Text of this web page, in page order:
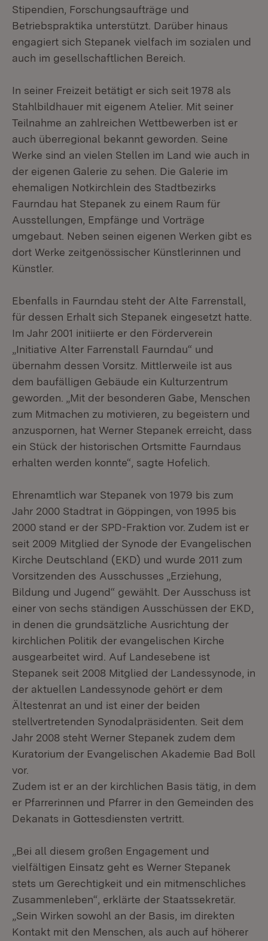
Stipendien, Forschungsaufträge und
Betriebspraktika unterstützt. Darüber hinaus
engagiert sich Stepanek vielfach im sozialen und
auch im gesellschaftlichen Bereich.
In seiner Freizeit betätigt er sich seit 1978 als
Stahlbildhauer mit eigenem Atelier. Mit seiner
Teilnahme an zahlreichen Wettbewerben ist er
auch überregional bekannt geworden. Seine
Werke sind an vielen Stellen im Land wie auch in
der eigenen Galerie zu sehen. Die Galerie im
ehemaligen Notkirchlein des Stadtbezirks
Faurndau hat Stepanek zu einem Raum für
Ausstellungen, Empfänge und Vorträge
umgebaut. Neben seinen eigenen Werken gibt es
dort Werke zeitgenössischer Künstlerinnen und
Künstler.
Ebenfalls in Faurndau steht der Alte Farrenstall,
für dessen Erhalt sich Stepanek eingesetzt hatte.
Im Jahr 2001 initiierte er den Förderverein
„Initiative Alter Farrenstall Faurndau“ und
übernahm dessen Vorsitz. Mittlerweile ist aus
dem baufälligen Gebäude ein Kulturzentrum
geworden. „Mit der besonderen Gabe, Menschen
zum Mitmachen zu motivieren, zu begeistern und
anzuspornen, hat Werner Stepanek erreicht, dass
ein Stück der historischen Ortsmitte Faurndaus
erhalten werden konnte“, sagte Hofelich.
Ehrenamtlich war Stepanek von 1979 bis zum
Jahr 2000 Stadtrat in Göppingen, von 1995 bis
2000 stand er der SPD-Fraktion vor. Zudem ist er
seit 2009 Mitglied der Synode der Evangelischen
Kirche Deutschland (EKD) und wurde 2011 zum
Vorsitzenden des Ausschusses „Erziehung,
Bildung und Jugend“ gewählt. Der Ausschuss ist
einer von sechs ständigen Ausschüssen der EKD,
in denen die grundsätzliche Ausrichtung der
kirchlichen Politik der evangelischen Kirche
ausgearbeitet wird. Auf Landesebene ist
Stepanek seit 2008 Mitglied der Landessynode, in
der aktuellen Landessynode gehört er dem
Ältestenrat an und ist einer der beiden
stellvertretenden Synodalpräsidenten. Seit dem
Jahr 2008 steht Werner Stepanek zudem dem
Kuratorium der Evangelischen Akademie Bad Boll
vor.
Zudem ist er an der kirchlichen Basis tätig, in dem
er Pfarrerinnen und Pfarrer in den Gemeinden des
Dekanats in Gottesdiensten vertritt.
„Bei all diesem großen Engagement und
vielfältigen Einsatz geht es Werner Stepanek
stets um Gerechtigkeit und ein mitmenschliches
Zusammenleben“, erklärte der Staatssekretär.
„Sein Wirken sowohl an der Basis, im direkten
Kontakt mit den Menschen, als auch auf höherer